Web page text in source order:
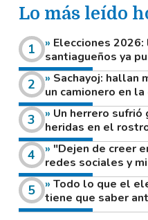
Lo más leído
Elecciones 2026:
santiagueños ya
consultar dónde
domingo
Sachayoj: hallan
un camionero en la
de su vehículo a la
un camino rural
Un herrero sufrió
heridas en el
reventar el disco
amoladora
"Dejen de creer
redes sociales y
heladera de sus
fuerte mensaje de
que votó por
Todo lo que el
tiene que saber
a votar este